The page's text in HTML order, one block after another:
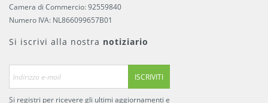
Camera di Commercio: 92559840
Numero IVA: NL866099657B01
Si iscrivi alla nostra notiziario
ISCRIVITI
Si registri per ricevere gli ultimi aggiornamenti e